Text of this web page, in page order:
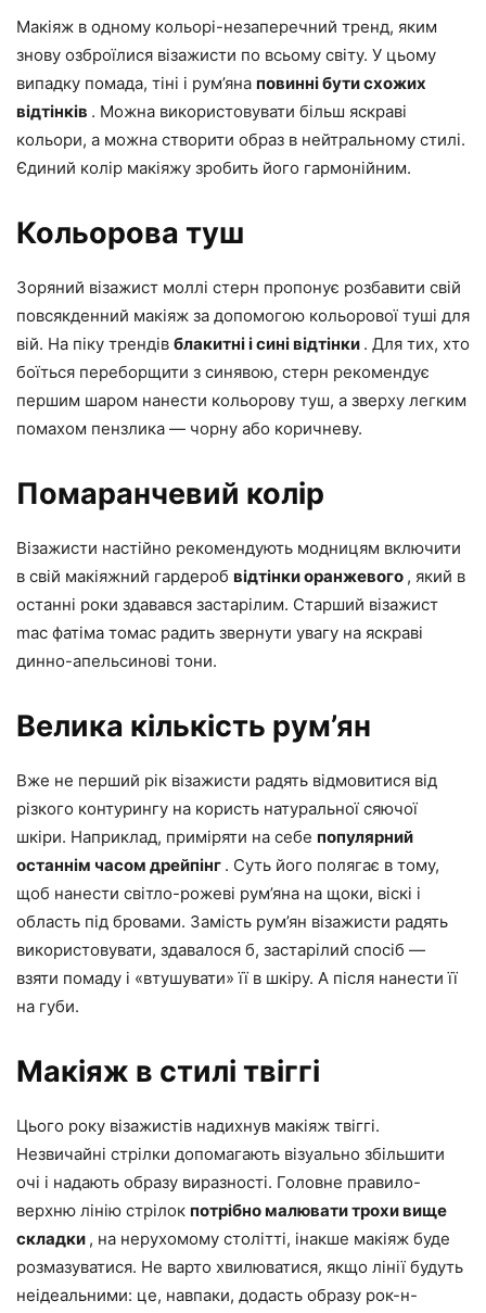
Макіяж в одному кольорі-незаперечний тренд, яким
знову озброїлися візажисти по всьому світу. У цьому
випадку помада, тіні і рум’яна повинні бути схожих
відтінків . Можна використовувати більш яскраві
кольори, а можна створити образ в нейтральному стилі.
Єдиний колір макіяжу зробить його гармонійним.
Кольорова туш
Зоряний візажист моллі стерн пропонує розбавити свій
повсякденний макіяж за допомогою кольорової туші для
вій. На піку трендів блакитні і сині відтінки . Для тих, хто
боїться переборщити з синявою, стерн рекомендує
першим шаром нанести кольорову туш, а зверху легким
помахом пензлика — чорну або коричневу.
Помаранчевий колір
Візажисти настійно рекомендують модницям включити
в свій макіяжний гардероб відтінки оранжевого , який в
останні роки здавався застарілим. Старший візажист
mac фатіма томас радить звернути увагу на яскраві
динно-апельсинові тони.
Велика кількість рум’ян
Вже не перший рік візажисти радять відмовитися від
різкого контурингу на користь натуральної сяючої
шкіри. Наприклад, приміряти на себе популярний
останнім часом дрейпінг . Суть його полягає в тому,
щоб нанести світло-рожеві рум’яна на щоки, віскі і
область під бровами. Замість рум’ян візажисти радять
використовувати, здавалося б, застарілий спосіб —
взяти помаду і «втушувати» її в шкіру. А після нанести її
на губи.
Макіяж в стилі твіггі
Цього року візажистів надихнув макіяж твіггі.
Незвичайні стрілки допомагають візуально збільшити
очі і надають образу виразності. Головне правило-
верхню лінію стрілок потрібно малювати трохи вище
складки , на нерухомому столітті, інакше макіяж буде
розмазуватися. Не варто хвилюватися, якщо лінії будуть
неідеальними: це, навпаки, додасть образу рок-н-